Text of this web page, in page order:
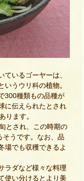
いるゴーヤーは、
うウリ科の植物。
300種類もの品種が
に伝えられたとされ
ります。
とされ、この時期の
そうです。なお、品
場でも収穫できるよ
ラダなど様々な料理
使い分けるとより美